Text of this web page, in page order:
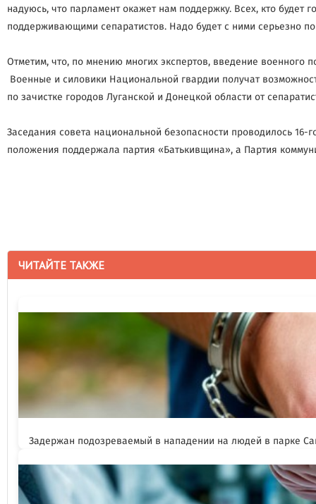
ЧИТАЙТЕ ТАКЖЕ
Задержан подозреваемый в нападении на людей в парке
надуюсь, что парламент окажет нам поддержку. Всех, кто будет
поддерживающими сепаратистов. Надо будет с ними серьезно
Отметим, что, по мнению многих экспертов, введение военного
Военные и силовики Национальной гвардии получат
по зачистке городов Луганской и Донецкой области от
Заседания совета национальной безопасности проводилось
положения поддержала партия «Батькивщина», а Партия